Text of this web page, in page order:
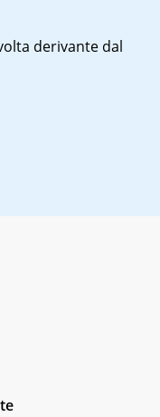
derivante dal